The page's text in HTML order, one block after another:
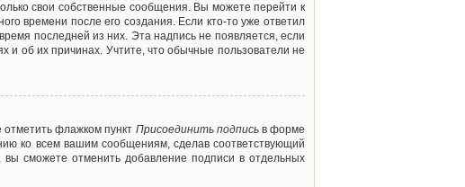
свои собственные сообщения. Вы можете перейти к
времени после его создания. Если кто-то уже ответил
последней из них. Эта надпись не появляется, если
и об их причинах. Учтите, что обычные пользователи не
флажком пункт Присоединить подписьв форме
ко всем вашим сообщениям, сделав соответствующий
сможете отменить добавление подписи в отдельных